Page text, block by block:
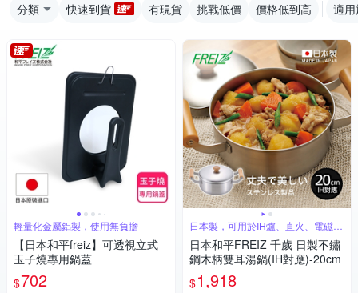
分類 快速到貨 有現貨 挑戰低價 價格低到高 適
輕量化金屬鋁製，使用無負擔
【日本和平freiz】可透視立式
玉子燒專用鍋蓋
$702
日本製，可用於IH爐、直火、電磁爐
熱源
日本和平FREIZ 千歲 日製不鏽
鋼木柄雙耳湯鍋(IH對應)-20cm
$1,918